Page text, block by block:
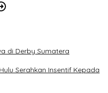
di Derby Sumatera
Serahkan Insentif Kepada